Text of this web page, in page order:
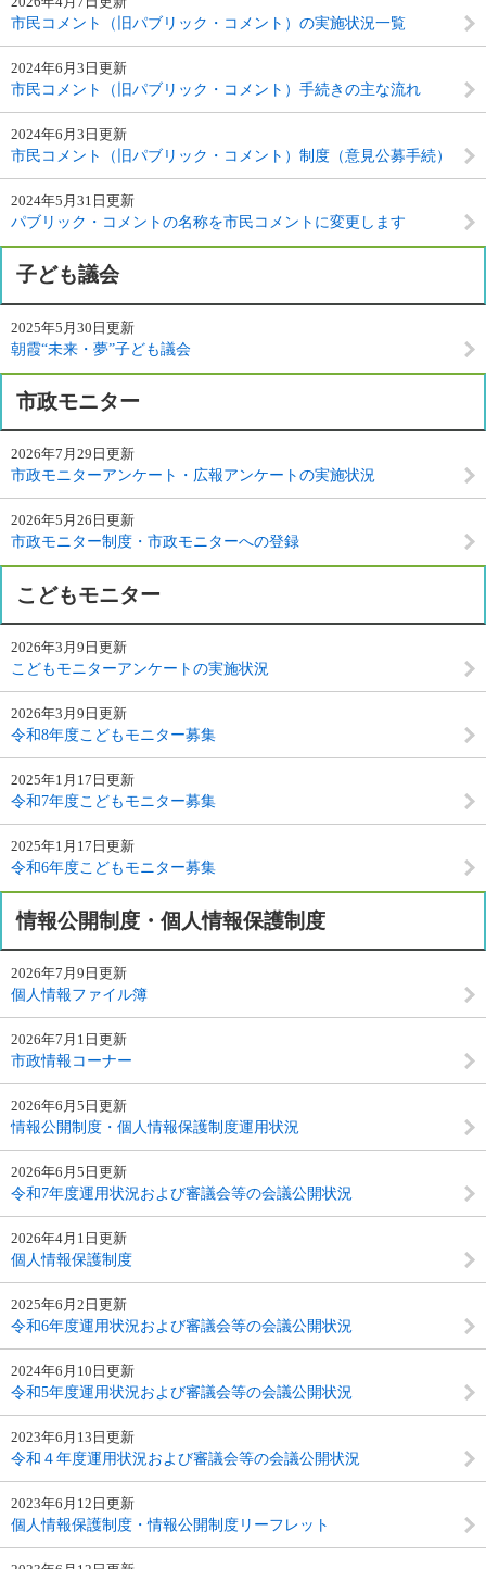
市民コメント（旧パブリック・コメント）の実施状況一覧
2024年6月3日更新
市民コメント（旧パブリック・コメント）手続きの主な流れ
2024年6月3日更新
市民コメント（旧パブリック・コメント）制度（意見公募手続）
2024年5月31日更新
パブリック・コメントの名称を市民コメントに変更します
子ども議会
2025年5月30日更新
朝霞“未来・夢”子ども議会
市政モニター
2026年7月29日更新
市政モニターアンケート・広報アンケートの実施状況
2026年5月26日更新
市政モニター制度・市政モニターへの登録
こどもモニター
2026年3月9日更新
こどもモニターアンケートの実施状況
2026年3月9日更新
令和8年度こどもモニター募集
2025年1月17日更新
令和7年度こどもモニター募集
2025年1月17日更新
令和6年度こどもモニター募集
情報公開制度・個人情報保護制度
2026年7月9日更新
個人情報ファイル簿
2026年7月1日更新
市政情報コーナー
2026年6月5日更新
情報公開制度・個人情報保護制度運用状況
2026年6月5日更新
令和7年度運用状況および審議会等の会議公開状況
2026年4月1日更新
個人情報保護制度
2025年6月2日更新
令和6年度運用状況および審議会等の会議公開状況
2024年6月10日更新
令和5年度運用状況および審議会等の会議公開状況
2023年6月13日更新
令和４年度運用状況および審議会等の会議公開状況
2023年6月12日更新
個人情報保護制度・情報公開制度リーフレット